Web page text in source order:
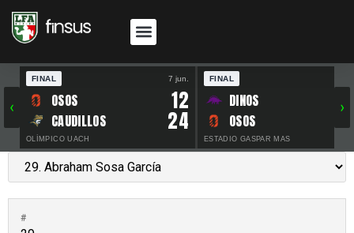
‹
FINAL 7 jun.
OSOS 12
CAUDILLOS 24
OLÍMPICO UACH
FINAL
DINOS
OSOS
ESTADIO GASPAR MAS
›
#